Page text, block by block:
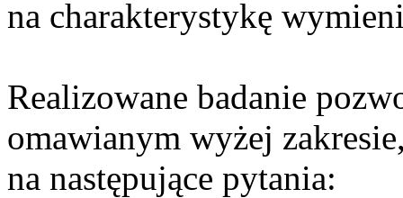
na charakterystykę
Realizowane badanie
omawianym wyżej
na następujące pytania: